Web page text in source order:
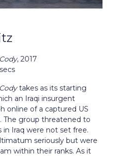
, 2017
takes as its starting
an Iraqi insurgent
online of a captured US
The group threatened to
in Iraq were not set free.
seriously but were
within their ranks. As it